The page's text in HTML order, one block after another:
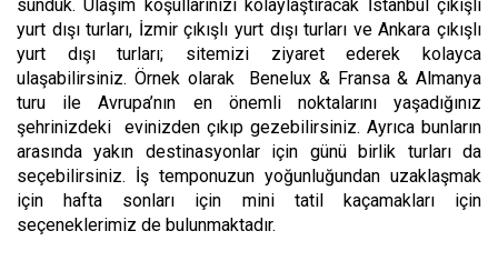
sunduk. Ulaşım koşullarınızı kolaylaştıracak İstanbul çıkışlı
yurt dışı turları, İzmir çıkışlı yurt dışı turları ve Ankara çıkışlı
yurt dışı turları; sitemizi ziyaret ederek kolayca
ulaşabilirsiniz. Örnek olarak Benelux & Fransa & Almanya
turu ile Avrupa’nın en önemli noktalarını yaşadığınız
şehrinizdeki evinizden çıkıp gezebilirsiniz. Ayrıca bunların
arasında yakın destinasyonlar için günü birlik turları da
seçebilirsiniz. İş temponuzun yoğunluğundan uzaklaşmak
için hafta sonları için mini tatil kaçamakları için
seçeneklerimiz de bulunmaktadır.